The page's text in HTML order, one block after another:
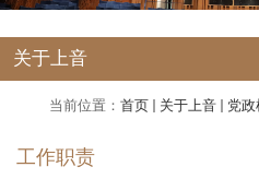
关于上音
当前位置： 首页 关于上音 党政
工作职责